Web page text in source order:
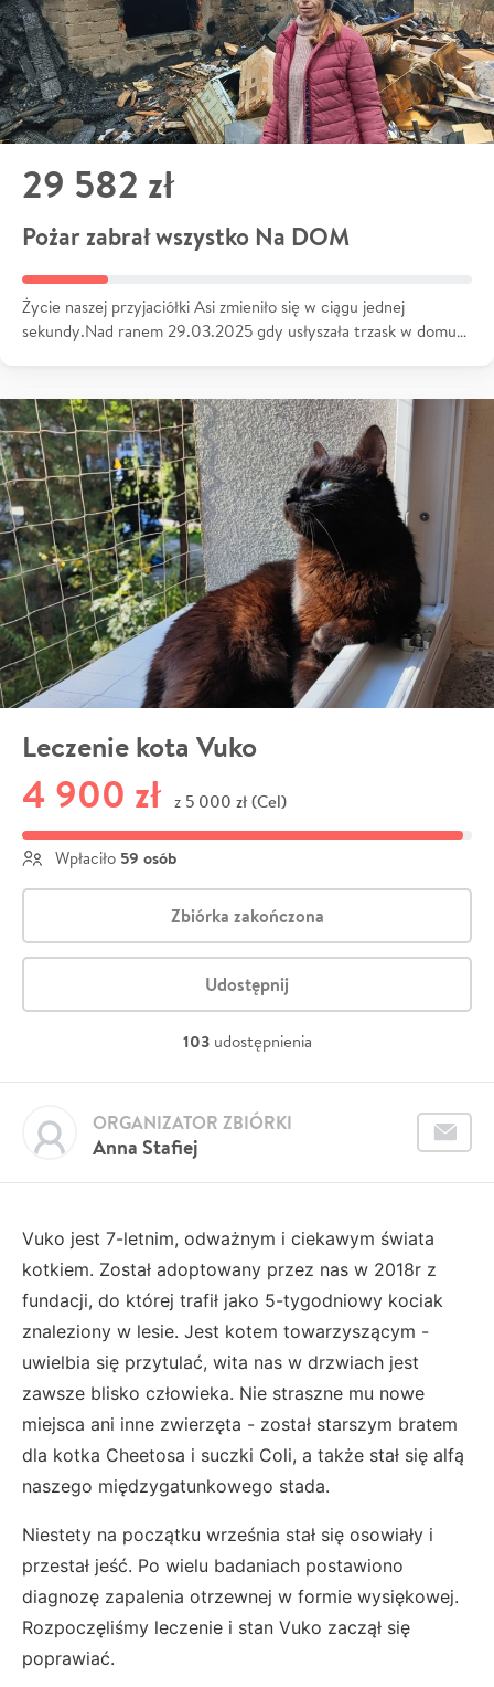
29 582 zł
Pożar zabrał wszystko Na DOM
Życie naszej przyjaciółki Asi zmieniło się w ciągu jednej
sekundy.Nad ranem 29.03.2025 gdy usłyszała trzask w domu…
Leczenie kota Vuko
4 900 zł z 5 000 zł (Cel)
Wpłaciło 59 osób
Zbiórka zakończona
Udostępnij
103 udostępnienia
Anna Stafiej
ORGANIZATOR ZBIÓRKI
Vuko jest 7-letnim, odważnym i ciekawym świata
kotkiem. Został adoptowany przez nas w 2018r z
fundacji, do której trafił jako 5-tygodniowy kociak
znaleziony w lesie. Jest kotem towarzyszącym -
uwielbia się przytulać, wita nas w drzwiach jest
zawsze blisko człowieka. Nie straszne mu nowe
miejsca ani inne zwierzęta - został starszym bratem
dla kotka Cheetosa i suczki Coli, a także stał się alfą
naszego międzygatunkowego stada.
Niestety na początku września stał się osowiały i
przestał jeść. Po wielu badaniach postawiono
diagnozę zapalenia otrzewnej w formie wysiękowej.
Rozpoczęliśmy leczenie i stan Vuko zaczął się
poprawiać.